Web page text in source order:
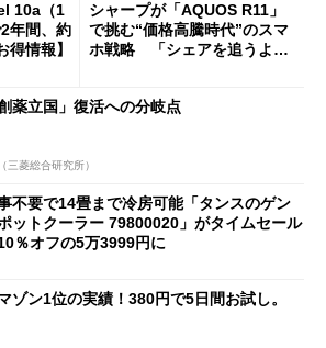
10a（1
年間、約
情報】
シャープが「AQUOS R11」
で挑む“価格高騰時代”のスマ
ホ戦略 「シェアを追うより
創薬立国」復活への分岐点
三菱総合研究所）
不要で14畳まで冷房可能「タンスのゲン
ットクーラー 79800020」がタイムセール
％オフの5万3999円に
ゾン1位の実績！380円で5日間お試し。